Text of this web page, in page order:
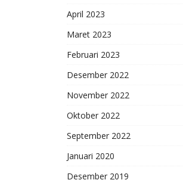
April 2023
Maret 2023
Februari 2023
Desember 2022
November 2022
Oktober 2022
September 2022
Januari 2020
Desember 2019